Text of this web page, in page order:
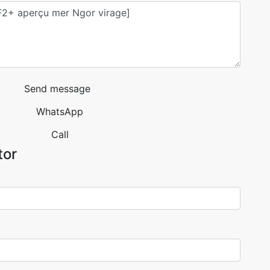
Send message
WhatsApp
Call